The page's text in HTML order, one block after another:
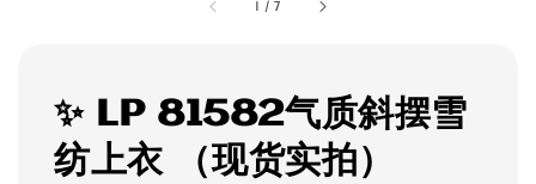
1 /7
✨ LP 81582气质斜摆雪
纺上衣 （现货实拍）